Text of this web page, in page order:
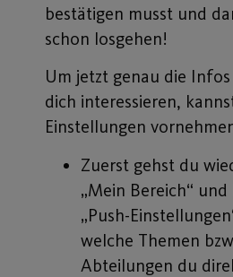
bestätigen musst und
schon losgehen!
Um jetzt genau die
dich interessieren,
Einstellungen
Zuerst gehst du
„Mein Bereich“
„Push-
welche Themen
Abteilungen du